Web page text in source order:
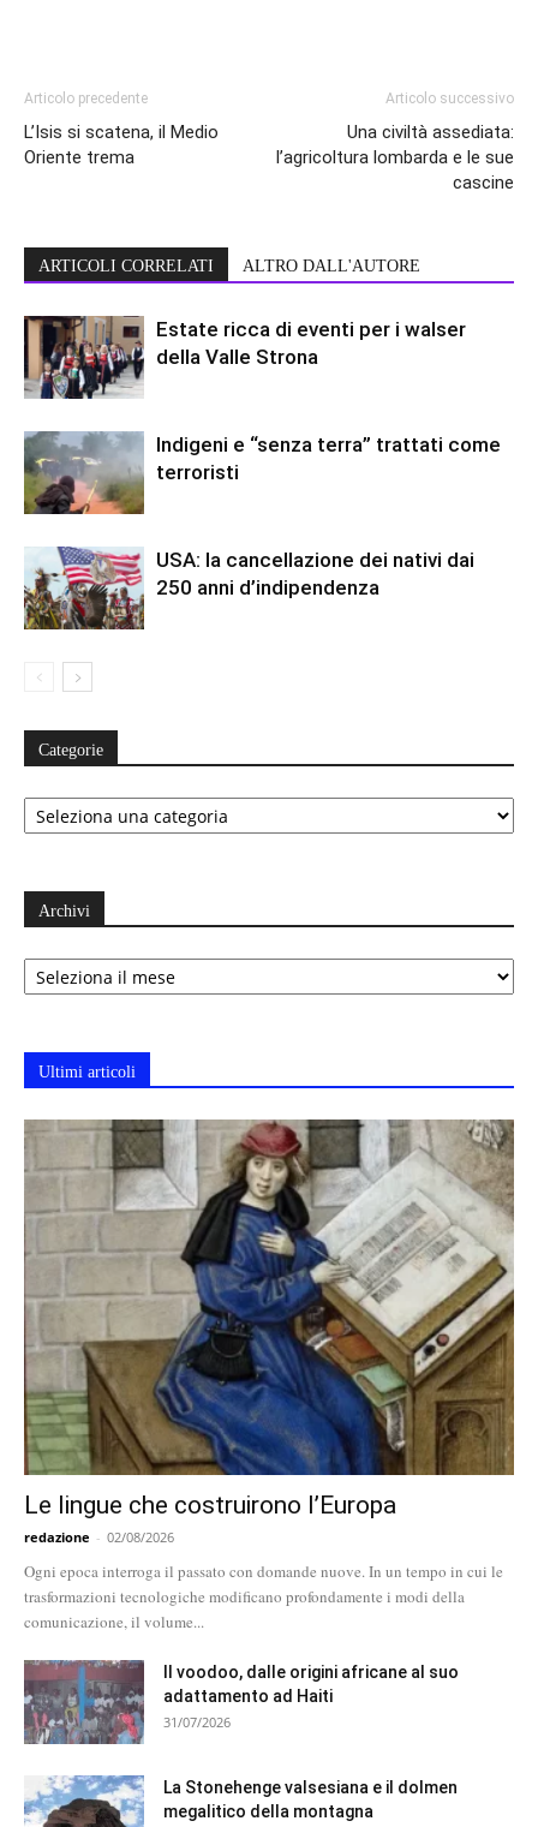
Articolo precedente
L’Isis si scatena, il Medio
Oriente trema
Articolo successivo
Una civiltà assediata:
l’agricoltura lombarda e le sue
cascine
ARTICOLI CORRELATI ALTRO DALL'AUTORE
Estate ricca di eventi per i walser
della Valle Strona
Indigeni e “senza terra” trattati come
terroristi
USA: la cancellazione dei nativi dai
250 anni d’indipendenza
Categorie
Categorie
Archivi
Archivi
Ultimi articoli
Le lingue che costruirono l’Europa
redazione - 02/08/2026
Ogni epoca interroga il passato con domande nuove. In un tempo in cui le
trasformazioni tecnologiche modificano profondamente i modi della
comunicazione, il volume...
Il voodoo, dalle origini africane al suo
adattamento ad Haiti
31/07/2026
La Stonehenge valsesiana e il dolmen
megalitico della montagna